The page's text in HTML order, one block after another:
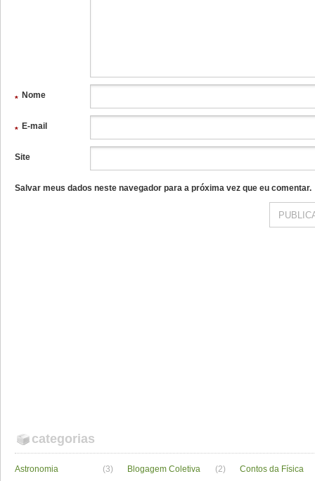
Nome
*
E-mail
*
Site
Salvar meus dados neste navegador para a próxima vez que eu comentar.
categorias
Astronomia (3) Blogagem Coletiva (2)
Contos da Física